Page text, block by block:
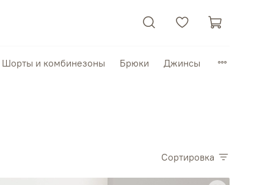
Шорты и комбинезоны Брюки Джинсы
Сортировка